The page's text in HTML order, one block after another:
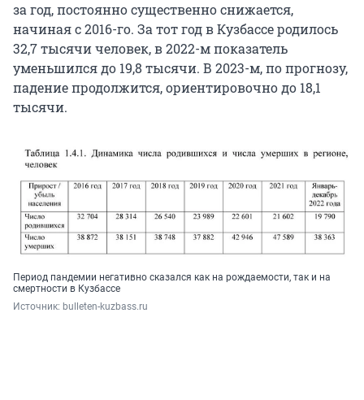
за год, постоянно существенно снижается,
начиная с 2016-го. За тот год в Кузбассе родилось
32,7 тысячи человек, в 2022-м показатель
уменьшился до 19,8 тысячи. В 2023-м, по прогнозу,
падение продолжится, ориентировочно до 18,1
тысячи.
Период пандемии негативно сказался как на рождаемости, так и на
смертности в Кузбассе
Источник: bulleten-kuzbass.ru